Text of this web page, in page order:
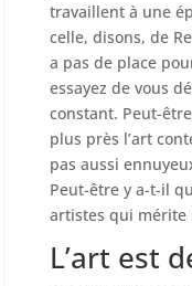
travaillent à une
celle, disons, de
a pas de place
essayez de vous
constant. Peut-
plus près l’art
pas aussi
Peut-être y a-t-il
artistes qui mérite
L’art est